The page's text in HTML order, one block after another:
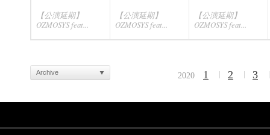
【公演延期】
OZMOSYS feat...
【公演延期】
OZMOSYS feat...
【公演延期】
OZMOSYS feat...
2020 1 2 3
Archive